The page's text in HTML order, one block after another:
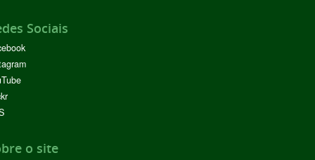
Sociais
o site